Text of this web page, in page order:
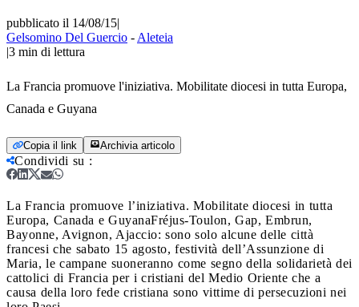
pubblicato il 14/08/15|
Gelsomino Del Guercio - Aleteia
|3 min di lettura
La Francia promuove l'iniziativa. Mobilitate diocesi in tutta Europa,
Canada e Guyana
Copia il link Archivia articolo
Condividi su :
La Francia promuove l’iniziativa. Mobilitate diocesi in tutta
Europa, Canada e GuyanaFréjus-Toulon, Gap, Embrun,
Bayonne, Avignon, Ajaccio: sono solo alcune delle città
francesi che sabato 15 agosto, festività dell’Assunzione di
Maria, le campane suoneranno come segno della solidarietà dei
cattolici di Francia per i cristiani del Medio Oriente che a
causa della loro fede cristiana sono vittime di persecuzioni nei